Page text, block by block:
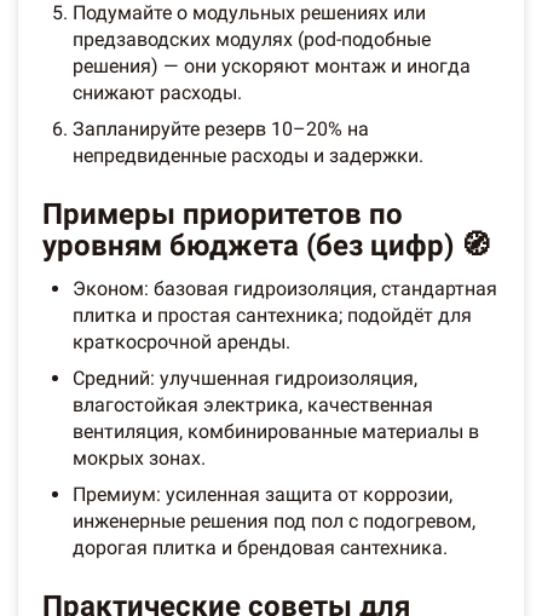
Подумайте о модульных решениях или
предзаводских модулях (pod-подобные
решения) — они ускоряют монтаж и иногда
снижают расходы.
Запланируйте резерв 10–20% на
непредвиденные расходы и задержки.
Примеры приоритетов по
уровням бюджета (без цифр) 🧭
Эконом: базовая гидроизоляция, стандартная
плитка и простая сантехника; подойдёт для
краткосрочной аренды.
Средний: улучшенная гидроизоляция,
влагостойкая электрика, качественная
вентиляция, комбинированные материалы в
мокрых зонах.
Премиум: усиленная защита от коррозии,
инженерные решения под пол с подогревом,
дорогая плитка и брендовая сантехника.
Практические советы для